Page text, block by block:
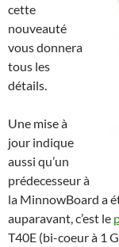
cette
nouveauté
vous donnera
tous les
détails.
Une mise à
jour indique
aussi qu’un
prédecesseur à
la MinnowBoard a
auparavant, c’est le
T40E (bi-coeur à 1